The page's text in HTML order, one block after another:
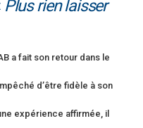
Plus rien laisser
a fait son retour dans le
d’être fidèle à son
expérience affirmée, il